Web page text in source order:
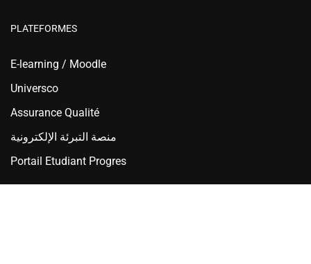
PLATEFORMES
E-learning / Moodle
Universco
Assurance Qualité
منصة التبرئة الإلكترونية
Portail Etudiant Progres